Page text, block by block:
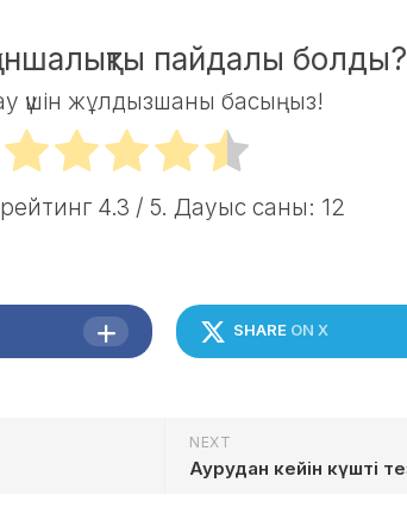
пайдалы болды?
үшін жұлдызшаны басыңыз!
4.3 / 5. Дауыс саны: 12
SHARE ON X
NEXT